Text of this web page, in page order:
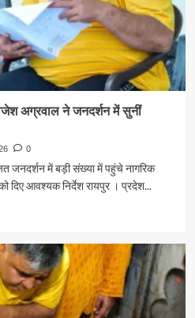
अग्रवाल ने जनदर्शन में सुनीं
0
जनदर्शन में बड़ी संख्या में पहुंचे नागरिक
दिए आवश्यक निर्देश रायपुर । प्रदेश...